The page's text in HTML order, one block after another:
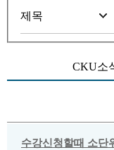
CKU소
수강신청할때 소단